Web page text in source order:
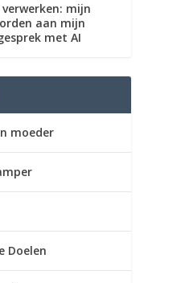
verwerken: mijn
aan mijn
met AI
moeder
Doelen